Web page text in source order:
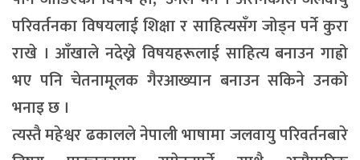
परिवर्तनका विषयलाई शिक्षा र साहित्यसँग जोड्न पर्ने कुरा
राखे । आँखाले नदेख्ने विषयहरूलाई साहित्य बनाउन गाह्रो
भए पनि चेतनामूलक गैरआख्यान बनाउन सकिने उनको
भनाइ छ ।
त्यस्तै महेश्वर ढकालले नेपाली भाषामा जलवायु परिवर्तनबारे